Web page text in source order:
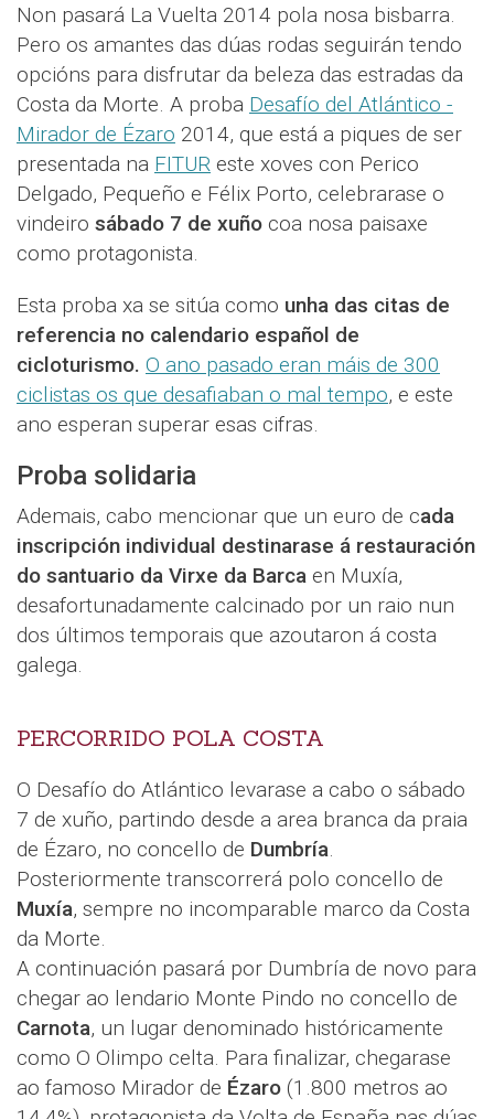
Non pasará La Vuelta 2014 pola nosa bisbarra.
Pero os amantes das dúas rodas seguirán tendo
opcións para disfrutar da beleza das estradas da
Costa da Morte. A proba Desafío del Atlántico -
Mirador de Ézaro 2014, que está a piques de ser
presentada na FITUR este xoves con Perico
Delgado, Pequeño e Félix Porto, celebrarase o
vindeiro sábado 7 de xuño coa nosa paisaxe
como protagonista.
Esta proba xa se sitúa como unha das citas de
referencia no calendario español de
cicloturismo. O ano pasado eran máis de 300
ciclistas os que desafiaban o mal tempo, e este
ano esperan superar esas cifras.
Proba solidaria
Ademais, cabo mencionar que un euro de cada
inscripción individual destinarase á restauración
do santuario da Virxe da Barca en Muxía,
desafortunadamente calcinado por un raio nun
dos últimos temporais que azoutaron á costa
galega.
PERCORRIDO POLA COSTA
O Desafío do Atlántico levarase a cabo o sábado
7 de xuño, partindo desde a area branca da praia
de Ézaro, no concello de Dumbría.
Posteriormente transcorrerá polo concello de
Muxía, sempre no incomparable marco da Costa
da Morte.
A continuación pasará por Dumbría de novo para
chegar ao lendario Monte Pindo no concello de
Carnota, un lugar denominado históricamente
como O Olimpo celta. Para finalizar, chegarase
ao famoso Mirador de Ézaro (1.800 metros ao